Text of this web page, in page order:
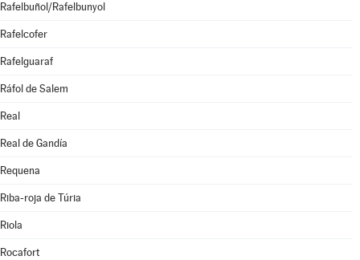
Rafelbuñol/Rafelbunyol
Rafelcofer
Rafelguaraf
Ráfol de Salem
Real
Real de Gandía
Requena
Riba-roja de Túria
Riola
Rocafort